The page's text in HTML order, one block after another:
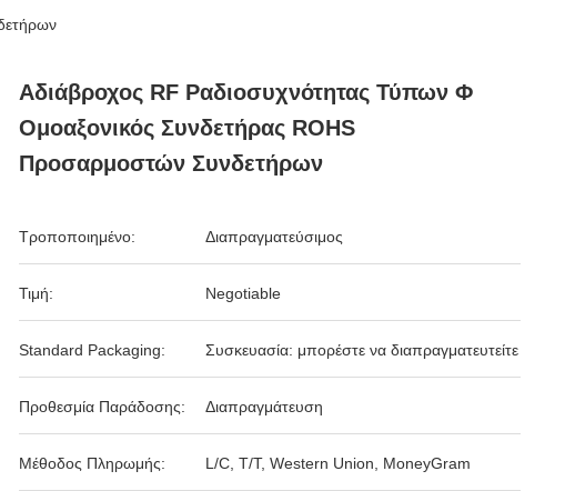
Αδιάβροχος RF Ραδιοσυχνότητας Τύπων Φ
Ομοαξονικός Συνδετήρας ROHS
Προσαρμοστών Συνδετήρων
Τροποποιημένο: Διαπραγματεύσιμος
Τιμή: Negotiable
Standard Packaging: Συσκευασία: μπορέστε να διαπραγματευτείτε
Προθεσμία Παράδοσης: Διαπραγμάτευση
Μέθοδος Πληρωμής: L/C, T/T, Western Union, MoneyGram